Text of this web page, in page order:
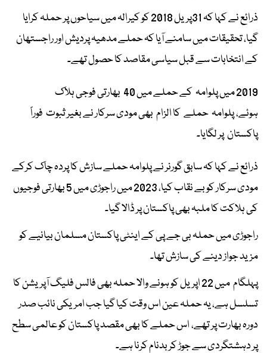
ذرائع نے کہا کہ 31پریل 2018 کو کیرالہ میں سیاحوں پر حملہ کرایا
گیا، تحقیقات میں سامنے آیا کہ حملے مدھیہ پردیش اور راجستھان
کے انتخابات سے قبل سیاسی مقاصد کا حصول تھے۔
2019 میں پلوامہ کے حملے میں 40 بھارتی فوجی ہلاک
ہوئے، پلوامہ حملے کا الزام بھی مودی سرکار نے بغیر ثبوت فوراً
پاکستان پر لگایا۔
ذرائع نے کہا کہ سابق گورنر نے پلوامہ حملے سازش کا پردہ چاک کرکے
مودی سرکار کو بے نقاب کیا، 2023 میں راجوڑی میں 5 بھارتی فوجیوں
کی ہلاکت کا ملبہ بھی پاکستان پر ڈالا گیا۔
راجوڑی میں حملہ بی جے پی کے اینٹی پاکستان مسلمان بیانیے کو
مزید جواز دینے کی سازش تھا۔
پہلگام میں 22 اپریل کو ہونے والا حملہ بھی فالس فلیگ آپریشن کا
تسلسل ہے، یہ حملہ عین اس وقت کیا گیا جب امریکی نائب صدر
دورہ بھارت پر تھے، اس حملے کا بھی مقصد پاکستان کو عالمی سطح
پر دہشتگردی سے جوڑ کر بدنام کرنا ہے۔